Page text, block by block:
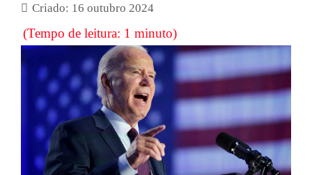
Criado: 16 outubro 2024
(Tempo de leitura: 1 minuto)